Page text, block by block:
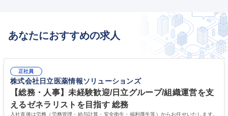
あなたにおすすめの求人
正社員
株式会社日立医薬情報ソリューションズ
【総務・人事】未経験歓迎/日立グループ/組織運営を支
えるゼネラリストを目指す 総務
入社直後は労務（労務管理・給与計算・安全衛生・福利厚生等）からお任せいたします。